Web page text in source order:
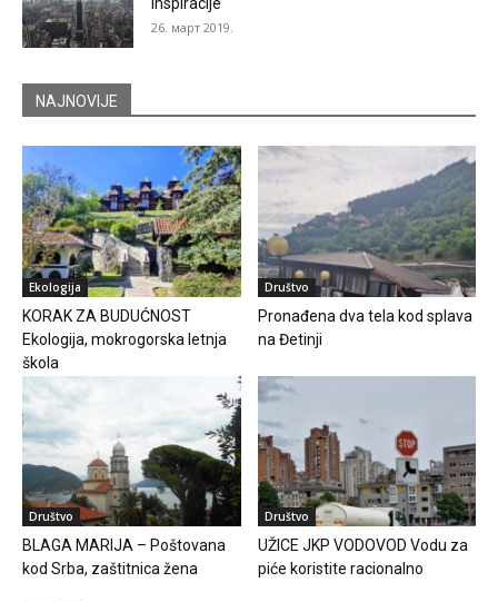
inspiracije
26. март 2019.
NAJNOVIJE
Ekologija
KORAK ZA BUDUĆNOST
Ekologija, mokrogorska letnja
škola
Društvo
Pronađena dva tela kod splava
na Đetinji
Društvo
BLAGA MARIJA – Poštovana
kod Srba, zaštitnica žena
Društvo
UŽICE JKP VODOVOD Vodu za
piće koristite racionalno